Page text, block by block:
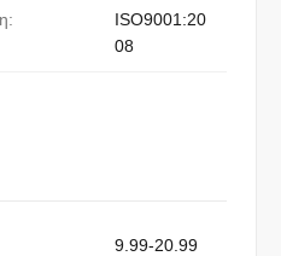
ISO9001:20
08
9.99-20.99